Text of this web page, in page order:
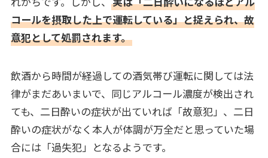
コールを摂取した上で運転している」と捉えられ、故
意犯として処罰されます。
飲酒から時間が経過しての酒気帯び運転に関しては法
律がまだあいまいで、同じアルコール濃度が検出され
ても、二日酔いの症状が出ていれば「故意犯」、二日
酔いの症状がなく本人が体調が万全だと思っていた場
合には「過失犯」となるようです。